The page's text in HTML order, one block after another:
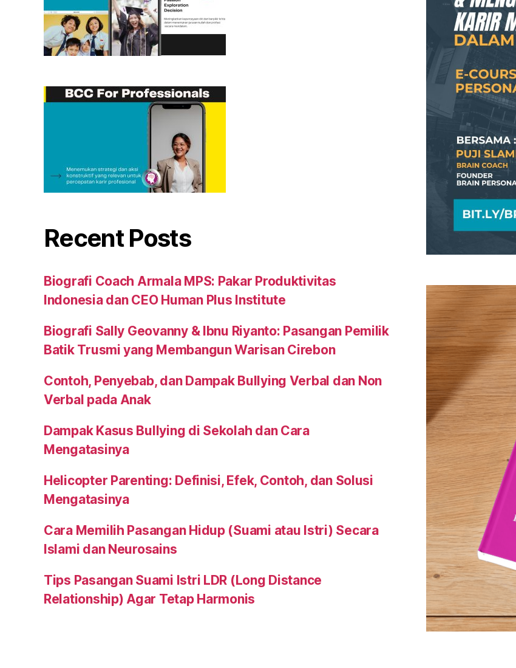
Recent Posts
Biografi Coach Armala MPS: Pakar Produktivitas
Indonesia dan CEO Human Plus Institute
Biografi Sally Geovanny & Ibnu Riyanto: Pasangan Pemilik
Batik Trusmi yang Membangun Warisan Cirebon
Contoh, Penyebab, dan Dampak Bullying Verbal dan Non
Verbal pada Anak
Dampak Kasus Bullying di Sekolah dan Cara
Mengatasinya
Helicopter Parenting: Definisi, Efek, Contoh, dan Solusi
Mengatasinya
Cara Memilih Pasangan Hidup (Suami atau Istri) Secara
Islami dan Neurosains
Tips Pasangan Suami Istri LDR (Long Distance
Relationship) Agar Tetap Harmonis